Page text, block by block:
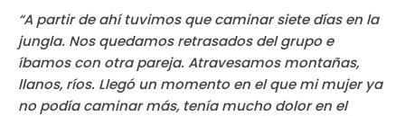
“A partir de ahí tuvimos que caminar siete días en la
jungla. Nos quedamos retrasados del grupo e
íbamos con otra pareja. Atravesamos montañas,
llanos, ríos. Llegó un momento en el que mi mujer ya
no podía caminar más, tenía mucho dolor en el